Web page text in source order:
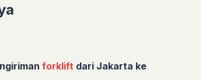
forklift dari Jakarta ke